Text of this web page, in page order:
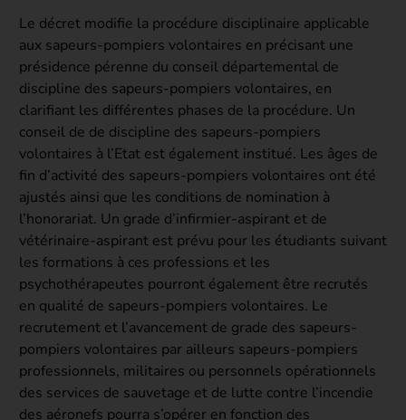
Le décret modifie la procédure disciplinaire applicable
aux sapeurs-pompiers volontaires en précisant une
présidence pérenne du conseil départemental de
discipline des sapeurs-pompiers volontaires, en
clarifiant les différentes phases de la procédure. Un
conseil de de discipline des sapeurs-pompiers
volontaires à l’Etat est également institué. Les âges de
fin d’activité des sapeurs-pompiers volontaires ont été
ajustés ainsi que les conditions de nomination à
l’honorariat. Un grade d’infirmier-aspirant et de
vétérinaire-aspirant est prévu pour les étudiants suivant
les formations à ces professions et les
psychothérapeutes pourront également être recrutés
en qualité de sapeurs-pompiers volontaires. Le
recrutement et l’avancement de grade des sapeurs-
pompiers volontaires par ailleurs sapeurs-pompiers
professionnels, militaires ou personnels opérationnels
des services de sauvetage et de lutte contre l’incendie
des aéronefs pourra s’opérer en fonction des